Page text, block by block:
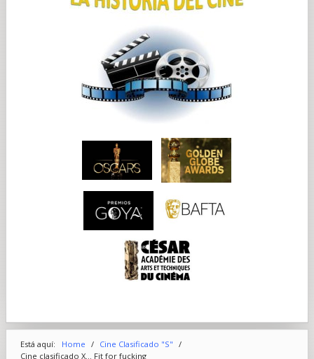
Está aquí: Home / Cine Clasificado "S" /
Cine clasificado X... Fit for fucking